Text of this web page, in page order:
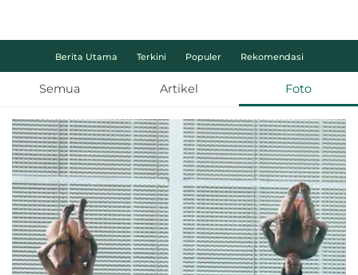
Berita Utama Terkini Populer Rekomendasi
Semua Artikel Foto